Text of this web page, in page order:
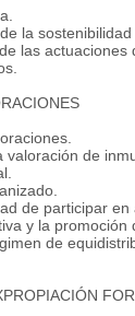
la sostenibilidad
las actuaciones
de
de participar en
y la promoción
de